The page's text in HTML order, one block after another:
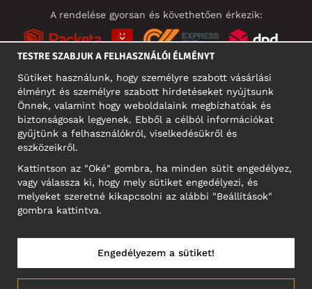
A rendelése gyorsan és követhetően érkezik:
KÖZÖSSÉGI MÉDIA
Motley Denim Europe OÜ
Narva mnt 5, EE-10117 Tallinn
Reg: 12356245
TESTRE SZABJUK A FELHASZNÁLÓI ÉLMÉNYT
Sütiket használunk, hogy személyre szabott vásárlási
élményt és személyre szabott hirdetéseket nyújtsunk
Önnek, valamint hogy weboldalaink megbízhatóak és
biztonságosak legyenek. Ebből a célból információkat
gyűjtünk a felhasználókról, viselkedésükről és
eszközeikről.
Kattintson az "Oké" gombra, ha minden sütit engedélyez,
vagy válassza ki, hogy mely sütiket engedélyezi, és
melyeket szeretné kikapcsolni az alábbi "Beállítások"
gombra kattintva.
Engedélyezem a sütiket!